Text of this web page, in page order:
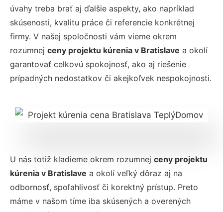
úvahy treba brať aj ďalšie aspekty, ako napríklad
skúsenosti, kvalitu práce či referencie konkrétnej
firmy. V našej spoločnosti vám vieme okrem
rozumnej ceny projektu kúrenia v Bratislave a okolí
garantovať celkovú spokojnosť, ako aj riešenie
prípadných nedostatkov či akejkoľvek nespokojnosti.
U nás totiž kladieme okrem rozumnej ceny projektu
kúrenia v Bratislave a okolí veľký dôraz aj na
odbornosť, spoľahlivosť či korektný prístup. Preto
máme v našom tíme iba skúsených a overených